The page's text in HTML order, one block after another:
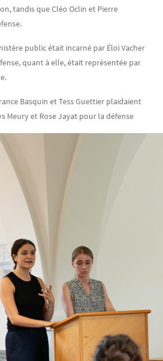
tandis que Cléo Oclin et Pierre
public était incarné par Éloi Vacher
quant à elle, était représentée par
Basquin et Tess Guettier plaidaient
Meury et Rose Jayat pour la défense